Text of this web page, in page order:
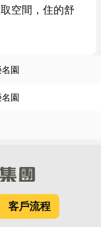
空間，住的舒
園
園
客戶流程